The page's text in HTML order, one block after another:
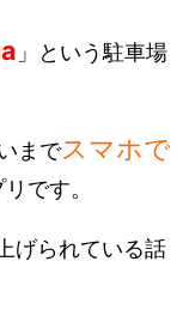
」という駐車場
までスマホで
です。
げられている話